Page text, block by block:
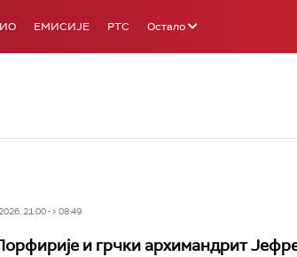
ЕМИСИЈЕ РТС Остало
21:00 -> 08:49
и грчки архимандрит